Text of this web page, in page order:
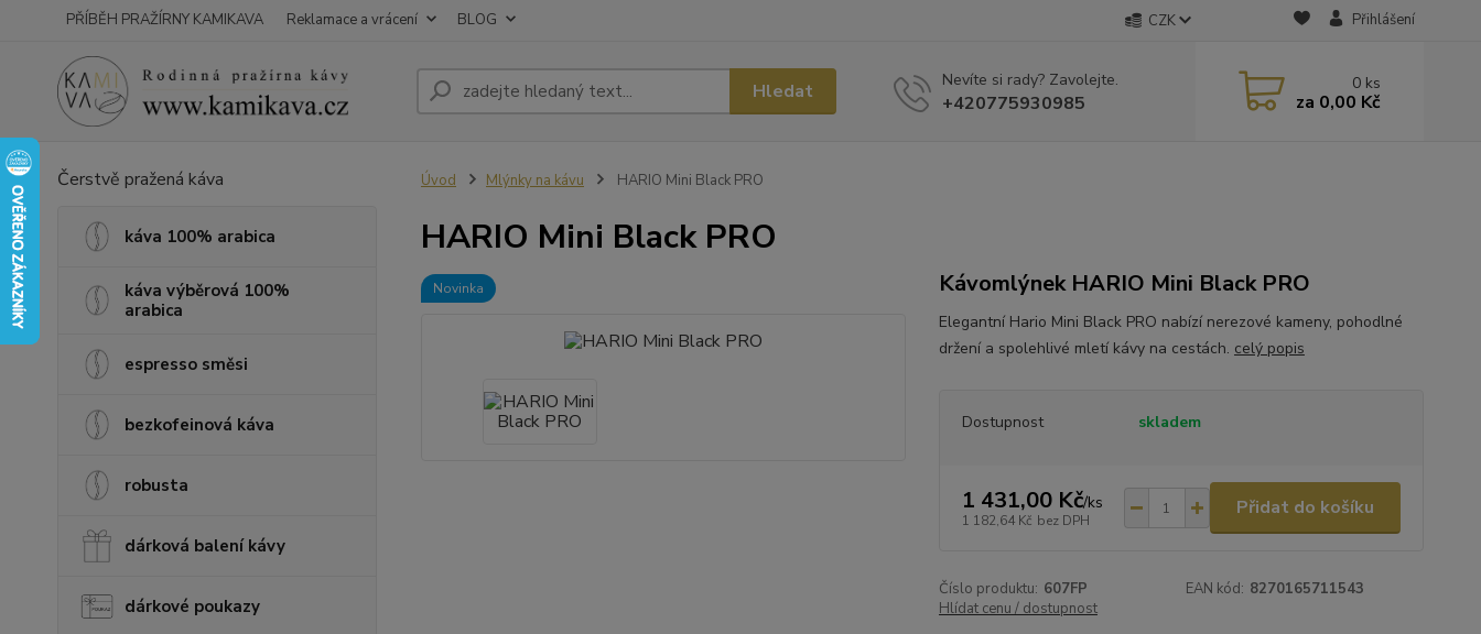
PŘÍBĚH PRAŽÍRNY KAMIKAVA Reklamace a vrácení BLOG CZK Přihlášení
Hledat Nevíte si rady? Zavolejte.
+420775930985
0 ks
za 0,00 Kč
Čerstvě pražená káva
káva 100% arabica
káva výběrová 100%
arabica
espresso směsi
bezkofeinová káva
robusta
dárková balení kávy
dárkové poukazy
Úvod Mlýnky na kávu HARIO Mini Black PRO
HARIO Mini Black PRO
Novinka Kávomlýnek HARIO Mini Black PRO
Elegantní Hario Mini Black PRO nabízí nerezové kameny, pohodlné
držení a spolehlivé mletí kávy na cestách. celý popis
Dostupnost skladem
1 431,00 Kč/ks
1 182,64 Kč bez DPH
Přidat do košíku
Číslo produktu: 607FP EAN kód: 8270165711543
Hlídat cenu / dostupnost